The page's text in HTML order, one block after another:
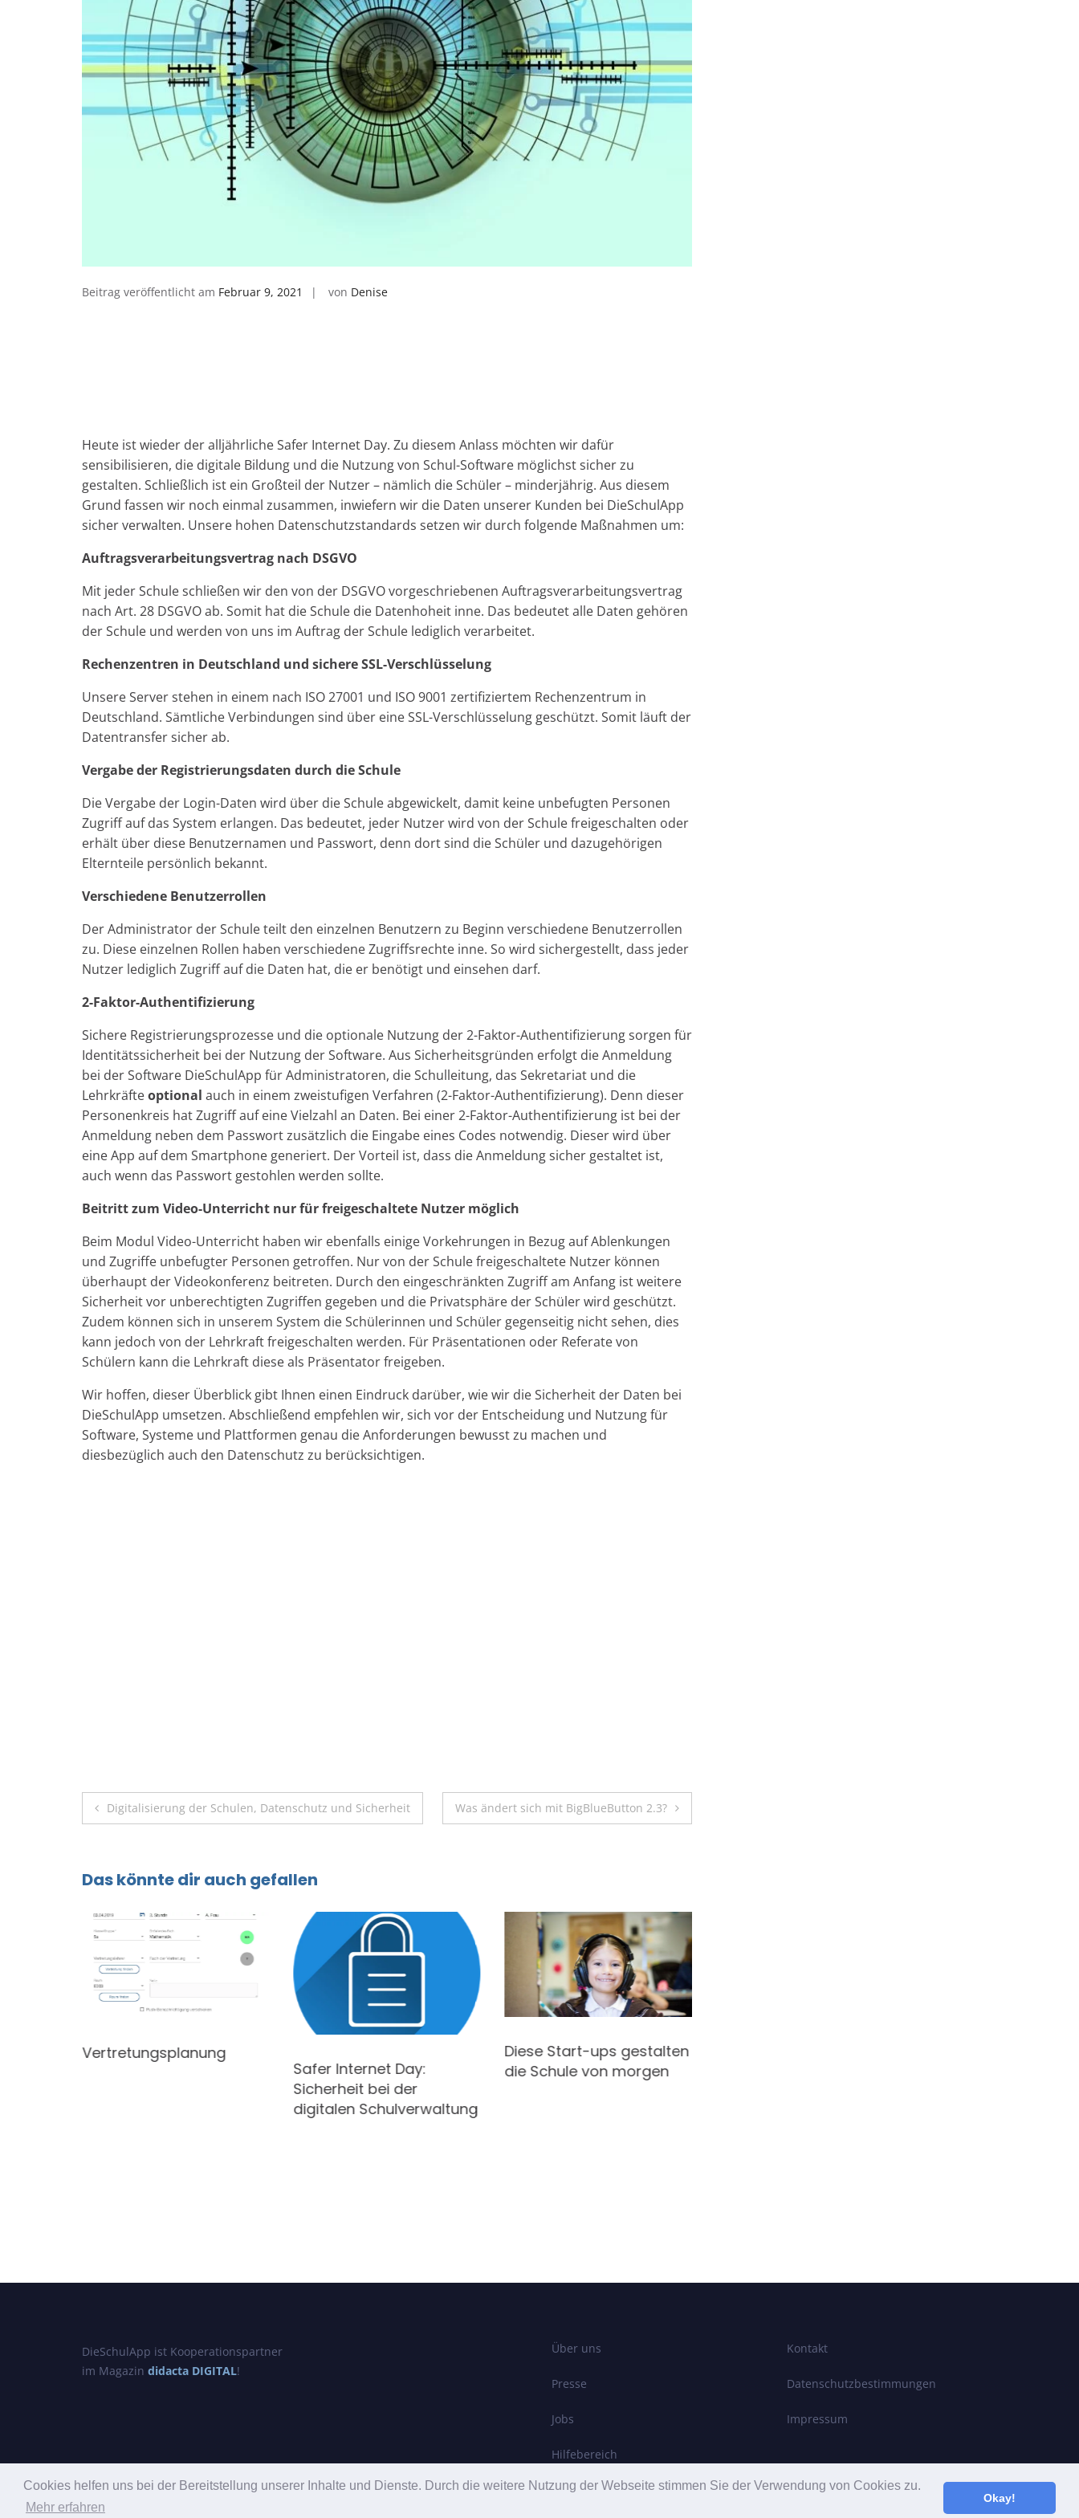
Cookies helfen uns bei der Bereitstellung unserer Inhalte und Dienste. Durch die weitere Nutzung der Webseite stimmen Sie der Verwendung von Cookies zu.
Mehr erfahren
Okay!
Beitrag veröffentlicht am Februar 9, 2021 von Denise
Heute ist wieder der alljährliche Safer Internet Day. Zu diesem Anlass möchten wir dafür
sensibilisieren, die digitale Bildung und die Nutzung von Schul-Software möglichst sicher zu
gestalten. Schließlich ist ein Großteil der Nutzer – nämlich die Schüler – minderjährig. Aus diesem
Grund fassen wir noch einmal zusammen, inwiefern wir die Daten unserer Kunden bei DieSchulApp
sicher verwalten. Unsere hohen Datenschutzstandards setzen wir durch folgende Maßnahmen um:
Auftragsverarbeitungsvertrag nach DSGVO
Mit jeder Schule schließen wir den von der DSGVO vorgeschriebenen Auftragsverarbeitungsvertrag
nach Art. 28 DSGVO ab. Somit hat die Schule die Datenhoheit inne. Das bedeutet alle Daten gehören
der Schule und werden von uns im Auftrag der Schule lediglich verarbeitet.
Rechenzentren in Deutschland und sichere SSL-Verschlüsselung
Unsere Server stehen in einem nach ISO 27001 und ISO 9001 zertifiziertem Rechenzentrum in
Deutschland. Sämtliche Verbindungen sind über eine SSL-Verschlüsselung geschützt. Somit läuft der
Datentransfer sicher ab.
Vergabe der Registrierungsdaten durch die Schule
Die Vergabe der Login-Daten wird über die Schule abgewickelt, damit keine unbefugten Personen
Zugriff auf das System erlangen. Das bedeutet, jeder Nutzer wird von der Schule freigeschalten oder
erhält über diese Benutzernamen und Passwort, denn dort sind die Schüler und dazugehörigen
Elternteile persönlich bekannt.
Verschiedene Benutzerrollen
Der Administrator der Schule teilt den einzelnen Benutzern zu Beginn verschiedene Benutzerrollen
zu. Diese einzelnen Rollen haben verschiedene Zugriffsrechte inne. So wird sichergestellt, dass jeder
Nutzer lediglich Zugriff auf die Daten hat, die er benötigt und einsehen darf.
2-Faktor-Authentifizierung
Sichere Registrierungsprozesse und die optionale Nutzung der 2-Faktor-Authentifizierung sorgen für
Identitätssicherheit bei der Nutzung der Software. Aus Sicherheitsgründen erfolgt die Anmeldung
bei der Software DieSchulApp für Administratoren, die Schulleitung, das Sekretariat und die
Lehrkräfteoptional auch in einem zweistufigen Verfahren (2-Faktor-Authentifizierung). Denn dieser
Personenkreis hat Zugriff auf eine Vielzahl an Daten. Bei einer 2-Faktor-Authentifizierung ist bei der
Anmeldung neben dem Passwort zusätzlich die Eingabe eines Codes notwendig. Dieser wird über
eine App auf dem Smartphone generiert. Der Vorteil ist, dass die Anmeldung sicher gestaltet ist,
auch wenn das Passwort gestohlen werden sollte.
Beitritt zum Video-Unterricht nur für freigeschaltete Nutzer möglich
Beim Modul Video-Unterricht haben wir ebenfalls einige Vorkehrungen in Bezug auf Ablenkungen
und Zugriffe unbefugter Personen getroffen. Nur von der Schule freigeschaltete Nutzer können
überhaupt der Videokonferenz beitreten. Durch den eingeschränkten Zugriff am Anfang ist weitere
Sicherheit vor unberechtigten Zugriffen gegeben und die Privatsphäre der Schüler wird geschützt.
Zudem können sich in unserem System die Schülerinnen und Schüler gegenseitig nicht sehen, dies
kann jedoch von der Lehrkraft freigeschalten werden. Für Präsentationen oder Referate von
Schülern kann die Lehrkraft diese als Präsentator freigeben.
Wir hoffen, dieser Überblick gibt Ihnen einen Eindruck darüber, wie wir die Sicherheit der Daten bei
DieSchulApp umsetzen. Abschließend empfehlen wir, sich vor der Entscheidung und Nutzung für
Software, Systeme und Plattformen genau die Anforderungen bewusst zu machen und
diesbezüglich auch den Datenschutz zu berücksichtigen.
Beitragsnavigation
Digitalisierung der Schulen, Datenschutz und Sicherheit Was ändert sich mit BigBlueButton 2.3?
Das könnte dir auch gefallen
Vertretungsplanung
Safer Internet Day:
Sicherheit bei der
digitalen Schulverwaltung
Diese Start-ups gestalten
die Schule von morgen
DieSchulApp ist Kooperationspartner
im Magazin didacta DIGITAL!
Über uns
Presse
Jobs
Hilfebereich
Kontakt
Datenschutzbestimmungen
Impressum